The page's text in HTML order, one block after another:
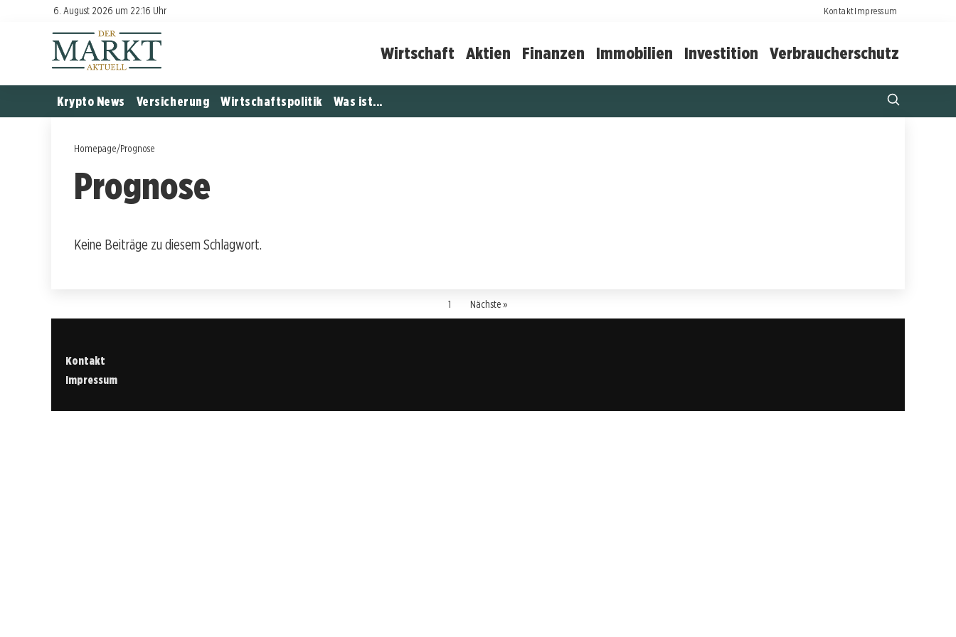
6. August 2026 um 22:16 Uhr KontaktImpressum
Wirtschaft Aktien Finanzen Immobilien Investition Verbraucherschutz
Krypto News Versicherung Wirtschaftspolitik Was ist...
Homepage/Prognose
Prognose
Keine Beiträge zu diesem Schlagwort.
1 Nächste »
Kontakt
Impressum